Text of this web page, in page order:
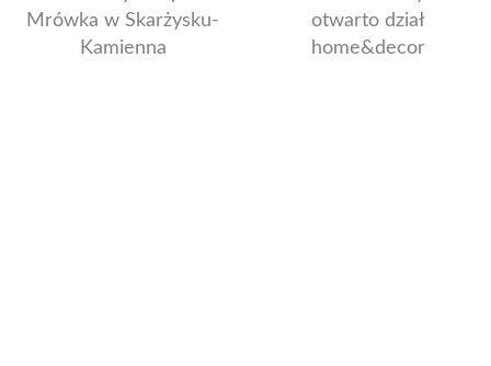
Mrówka w Skarżysku-
Kamienna
otwarto dział
home&decor